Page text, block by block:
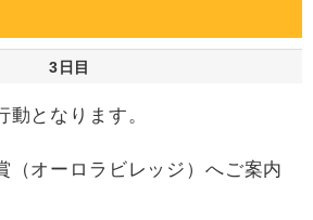
3日目
となります。
（オーロラビレッジ）へご案内